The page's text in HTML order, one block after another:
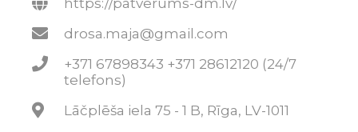
https://patverums-dm.lv/
drosa.maja@gmail.com
+371 67898343 +371 28612120 (24/7
telefons)
Lāčplēša iela 75 - 1 B, Rīga, LV-1011